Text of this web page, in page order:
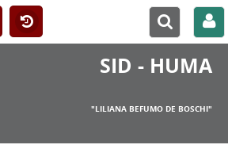
SID - HUMA
"LILIANA BEFUMO DE BOSCHI"